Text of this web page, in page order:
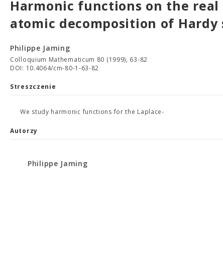
Harmonic functions on the
atomic decomposition of Hardy
Philippe Jaming
Colloquium Mathematicum 80 (1999), 63-82
DOI: 10.4064/cm-80-1-63-82
Streszczenie
We study harmonic functions for the Laplace-
Autorzy
Philippe Jaming